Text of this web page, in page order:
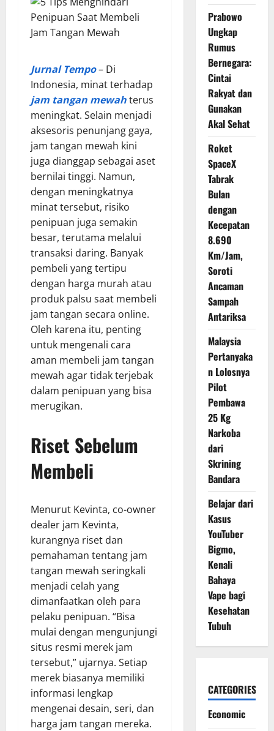
Jurnal Tempo– Di
Indonesia, minat terhadap
jam tangan mewahterus
meningkat. Selain menjadi
aksesoris penunjang gaya,
jam tangan mewah kini
juga dianggap sebagai aset
bernilai tinggi. Namun,
dengan meningkatnya
minat tersebut, risiko
penipuan juga semakin
besar, terutama melalui
transaksi daring. Banyak
pembeli yang tertipu
dengan harga murah atau
produk palsu saat membeli
jam tangan secara online.
Oleh karena itu, penting
untuk mengenali cara
aman membeli jam tangan
mewah agar tidak terjebak
dalam penipuan yang bisa
merugikan.
Riset Sebelum
Membeli
Menurut Kevinta, co-owner
dealer jam Kevinta,
kurangnya riset dan
pemahaman tentang jam
tangan mewah seringkali
menjadi celah yang
dimanfaatkan oleh para
pelaku penipuan. “Bisa
mulai dengan mengunjungi
situs resmi merek jam
tersebut,” ujarnya. Setiap
merek biasanya memiliki
informasi lengkap
mengenai desain, seri, dan
harga jam tangan mereka.
Prabowo
Ungkap
Rumus
Bernegara:
Cintai
Rakyat dan
Gunakan
Akal Sehat
Roket
SpaceX
Tabrak
Bulan
dengan
Kecepatan
8.690
Km/Jam,
Soroti
Ancaman
Sampah
Antariksa
Malaysia
Pertanyaka
n Lolosnya
Pilot
Pembawa
25 Kg
Narkoba
dari
Skrining
Bandara
Belajar dari
Kasus
YouTuber
Bigmo,
Kenali
Bahaya
Vape bagi
Kesehatan
Tubuh
CATEGORIES
Economic